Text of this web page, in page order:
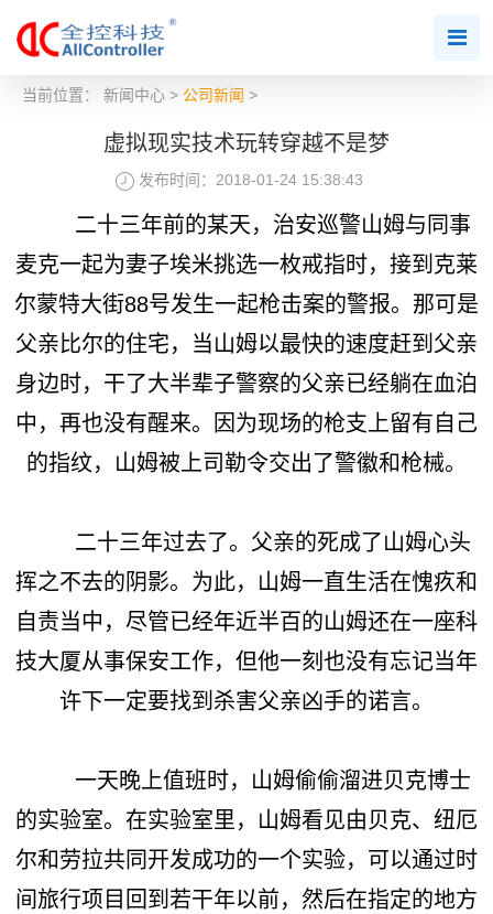
当前位置： 新闻中心> 公司新闻 >
虚拟现实技术玩转穿越不是梦
发布时间：2018-01-24 15:38:43
二十三年前的某天，治安巡警山姆与同事
麦克一起为妻子埃米挑选一枚戒指时，接到克莱
尔蒙特大街88号发生一起枪击案的警报。那可是
父亲比尔的住宅，当山姆以最快的速度赶到父亲
身边时，干了大半辈子警察的父亲已经躺在血泊
中，再也没有醒来。因为现场的枪支上留有自己
的指纹，山姆被上司勒令交出了警徽和枪械。
二十三年过去了。父亲的死成了山姆心头
挥之不去的阴影。为此，山姆一直生活在愧疚和
自责当中，尽管已经年近半百的山姆还在一座科
技大厦从事保安工作，但他一刻也没有忘记当年
许下一定要找到杀害父亲凶手的诺言。
一天晚上值班时，山姆偷偷溜进贝克博士
的实验室。在实验室里，山姆看见由贝克、纽厄
尔和劳拉共同开发成功的一个实验，可以通过时
间旅行项目回到若干年以前，然后在指定的地方